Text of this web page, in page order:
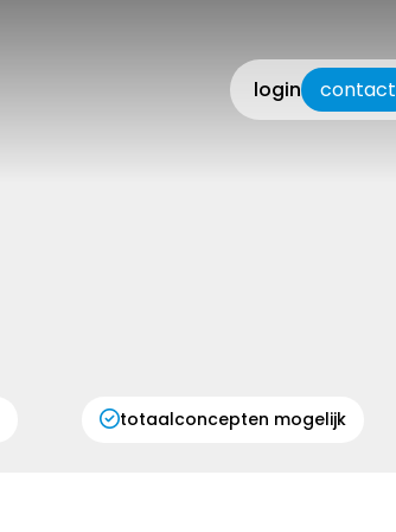
login contact
totaalconcepten mogelijk